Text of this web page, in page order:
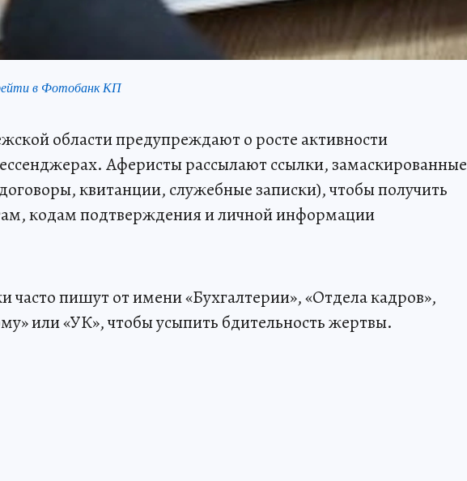
в Фотобанк КП
области предупреждают о росте активности
Аферисты рассылают ссылки, замаскированные
квитанции, служебные записки), чтобы получить
кодам подтверждения и личной информации
пишут от имени «Бухгалтерии», «Отдела кадров»,
или «УК», чтобы усыпить бдительность жертвы.